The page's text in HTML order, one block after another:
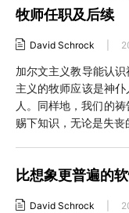
牧师任职及后续
David Schrock
加尔文主义教导能认
主义的牧师应该是神
人。同样地，我们的
赐下知识，无论是失丧
比想象更普遍的
David Schrock